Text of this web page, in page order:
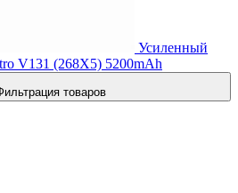
Усиленный
V131 (268X5) 5200mAh
товаров